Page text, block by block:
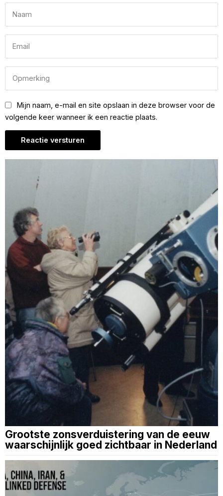
Mijn naam, e-mail en site opslaan in deze browser voor de
volgende keer wanneer ik een reactie plaats.
Grootste zonsverduistering van de eeuw
waarschijnlijk goed zichtbaar in Nederland